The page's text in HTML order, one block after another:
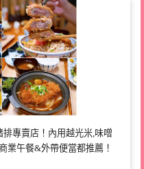
專賣店！內用越光米,味噌
業午餐&外帶便當都推薦！